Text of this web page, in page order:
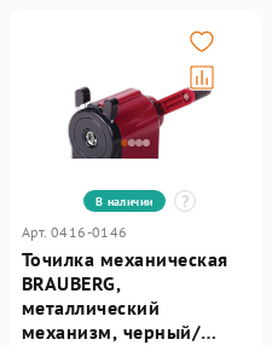
В наличии
Арт. 0416-0146
Точилка механическая
BRAUBERG,
металлический
механизм, черный/